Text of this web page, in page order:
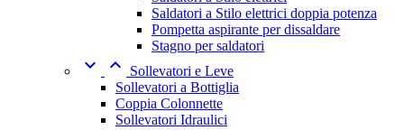
Saldatori a Stilo elettrici doppia potenza
Pompetta aspirante per dissaldare
Stagno per saldatori
 
Sollevatori e Leve
Sollevatori a Bottiglia
Coppia Colonnette
Sollevatori Idraulici